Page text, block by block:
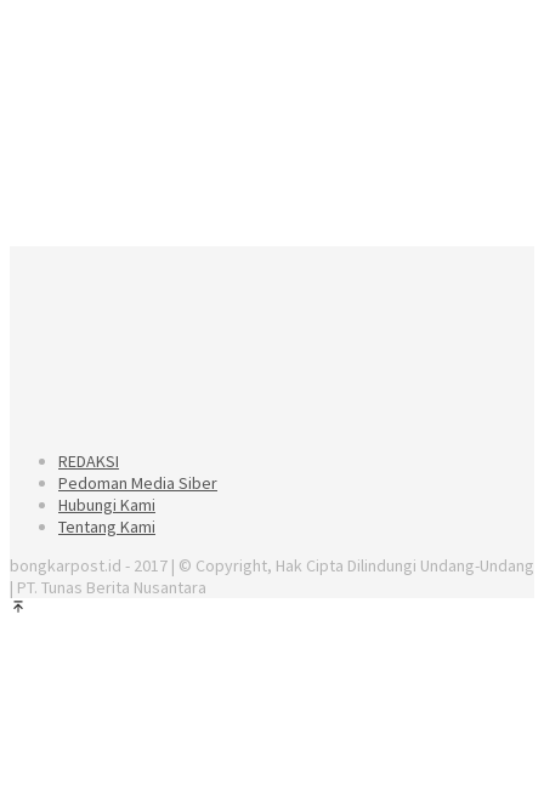
REDAKSI
Pedoman Media Siber
Hubungi Kami
Tentang Kami
bongkarpost.id - 2017 | © Copyright, Hak Cipta Dilindungi Undang-Undang
| PT. Tunas Berita Nusantara